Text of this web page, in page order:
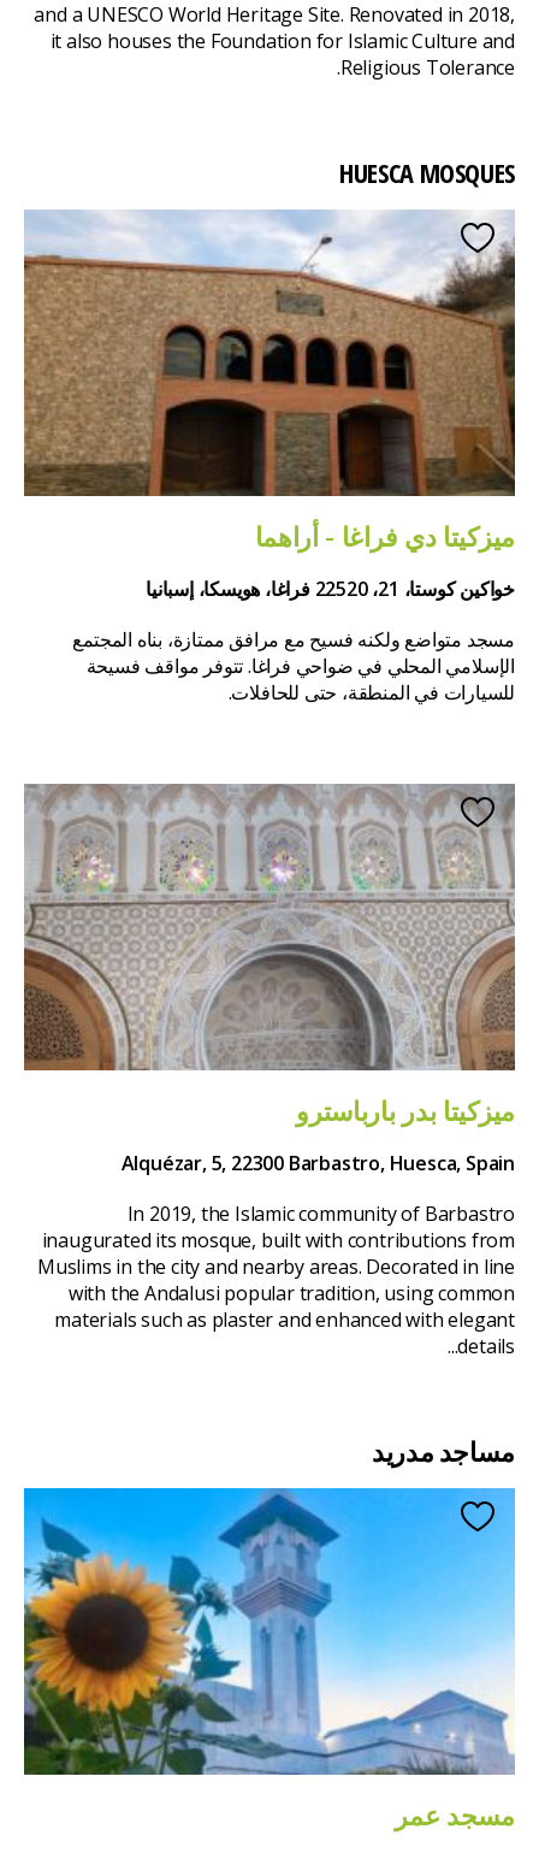
and a UNESCO World Heritage Site. Renovated in 2018,
it also houses the Foundation for Islamic Culture and
Religious Tolerance.
HUESCA MOSQUES
ميزكيتا دي فراغا - أراهما
خواكين كوستا، 21، 22520 فراغا، هويسكا، إسبانيا
مسجد متواضع ولكنه فسيح مع مرافق ممتازة، بناه المجتمع
الإسلامي المحلي في ضواحي فراغا. تتوفر مواقف فسيحة
للسيارات في المنطقة، حتى للحافلات.
ميزكيتا بدر بارباسترو
Alquézar, 5, 22300 Barbastro, Huesca, Spain
In 2019, the Islamic community of Barbastro
inaugurated its mosque, built with contributions from
Muslims in the city and nearby areas. Decorated in line
with the Andalusi popular tradition, using common
materials such as plaster and enhanced with elegant
details...
مساجد مدريد
مسجد عمر